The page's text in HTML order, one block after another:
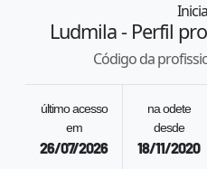
Ludmila- Perfil
Código da
último acesso
em
26/07/2026
na odete
desde
18/11/2020